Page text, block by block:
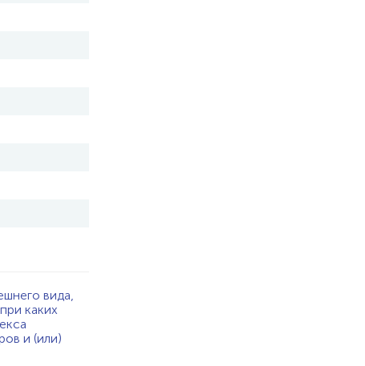
вида,
каких
и (или)